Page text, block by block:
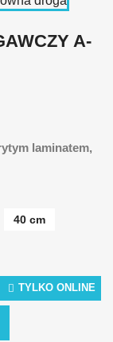
TYLKO ONLINE
A-
laminatem,
40 cm